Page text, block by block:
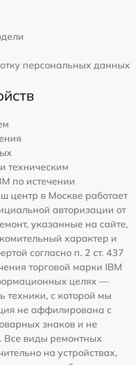
персональных данных
техническим
по истечении
центр в Москве работает
авторизации от
указанные на сайте,
характер и
согласно п. 2 ст. 437
торговой марки IBM
целях —
техники, с которой мы
не аффилирована с
знаков и не
Все виды ремонтных
на устройствах,